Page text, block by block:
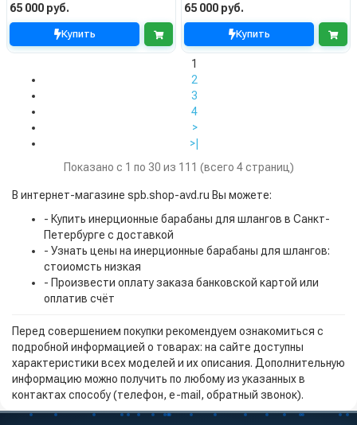
65 000 руб.
Купить
65 000 руб.
Купить
1
2
3
4
>
>|
Показано с 1 по 30 из 111 (всего 4 страниц)
В интернет-магазине spb.shop-avd.ru Вы можете:
- Купить инерционные барабаны для шлангов в Санкт-
Петербурге с доставкой
- Узнать цены на инерционные барабаны для шлангов:
стоиомсть низкая
- Произвести оплату заказа банковской картой или
оплатив счёт
Перед совершением покупки рекомендуем ознакомиться с
подробной информацией о товарах: на сайте доступны
характеристики всех моделей и их описания. Дополнительную
информацию можно получить по любому из указанных в
контактах способу (телефон, e-mail, обратный звонок).